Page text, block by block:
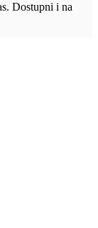
Dostupni i na